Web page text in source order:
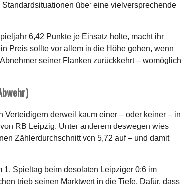
über eine vielversprechende
6,42 Punkte je Einsatz holte, macht ihr
Preis sollte vor allem in die Höhe gehen, wenn
seiner Flanken zurückkehrt – womöglich
Verteidigern derweil kaum einer – oder keiner – in
RB Leipzig. Unter anderem deswegen wies
Zählerdurchschnitt von 5,72 auf – und damit
1. Spieltag beim desolaten Leipziger 0:6 im
trieb seinen Marktwert in die Tiefe. Dafür, dass